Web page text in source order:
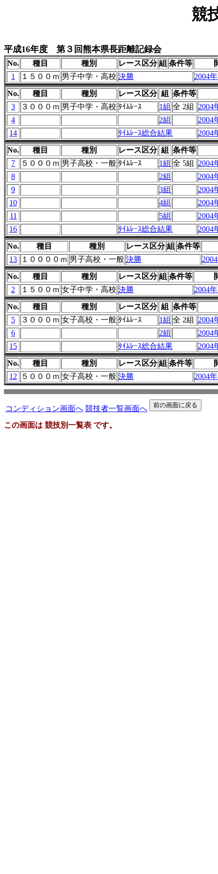
競
平成16年度 第３回熊本県長距離記録会
No. 種目 種別 レース区分 組 条件等
1
１５００ｍ 男子中学・高校 決勝 2004
No. 種目 種別 レース区分 組 条件等
3
３０００ｍ 男子中学・高校 ﾀｲﾑﾚｰｽ 1組 全 2組
2004
4
2組
2004
14
ﾀｲﾑﾚｰｽ総合結果 2004
No. 種目 種別 レース区分 組 条件等
7
５０００ｍ 男子高校・一般 ﾀｲﾑﾚｰｽ 1組 全 5組
2004
8
2組
2004
9
3組
2004
10
4組
2004
11
5組
2004
16
ﾀｲﾑﾚｰｽ総合結果 2004
No. 種目 種別 レース区分 組 条件等
13
１００００ｍ 男子高校・一般 決勝
No. 種目 種別 レース区分 組 条件等
2
１５００ｍ 女子中学・高校 決勝 2004
No. 種目 種別 レース区分 組 条件等
5
３０００ｍ 女子高校・一般 ﾀｲﾑﾚｰｽ 1組 全 2組
2004
6
2組
2004
15
ﾀｲﾑﾚｰｽ総合結果 2004
No. 種目 種別 レース区分 組 条件等
12
５０００ｍ 女子高校・一般 決勝 2004
コンディション画面へ 競技者一覧画面へ
この画面は 競技別一覧表 です。